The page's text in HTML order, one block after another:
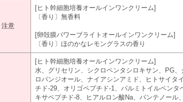
注意
[ヒト幹細胞培養オールインワンクリーム]
〔香り〕無香料
[卵殻膜パワーブライトオールインワンクリーム]
〔香り〕ほのかなレモングラスの香り
[ヒト幹細胞培養オールインワンクリーム]
水、グリセリン、シクロペンタシロキサン、PG
ロパンジオール、ナイアシンアミド、ヒトサイタ
チド-29、オリゴペプチド-1、パルミトイルペン
キサペプチド-8、ヒアルロン酸Na、パンテノール